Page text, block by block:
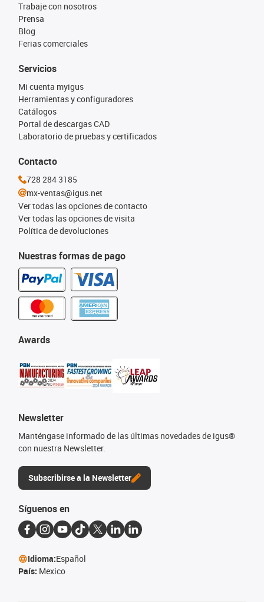
Trabaje con nosotros
Prensa
Blog
Ferias comerciales
Nuestras formas de pago
Servicios
Mi cuenta myigus
Herramientas y configuradores
Catálogos
Portal de descargas CAD
Laboratorio de pruebas y certificados
Awards
Newsletter
Manténgase informado de las últimas novedades de igus®
con nuestra Newsletter.
Subscribirse a la Newsletter
Contacto
728 284 3185
mx-ventas@igus.net
Ver todas las opciones de contacto
Ver todas las opciones de visita
Política de devoluciones
Síguenos en
Idioma:Español
País: Mexico